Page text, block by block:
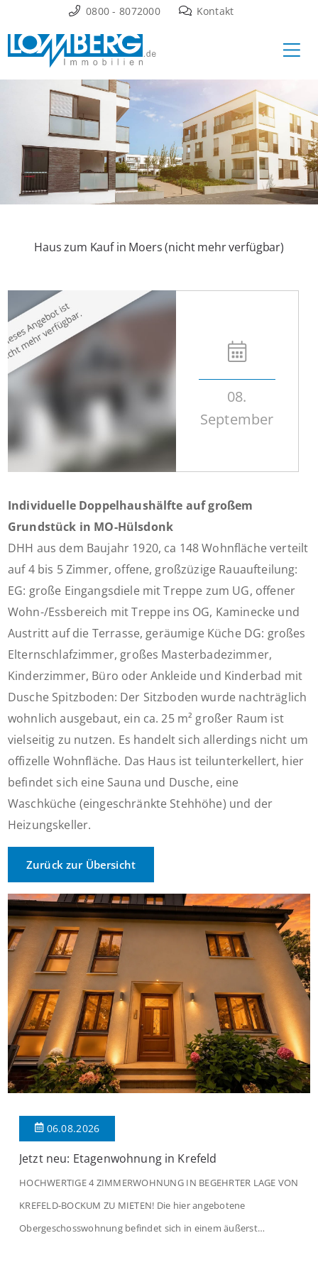
Inhalt
springen
0800 - 8072000 Kontakt
Haus zum Kauf in Moers (nicht mehr verfügbar)
08.
September
Individuelle Doppelhaushälfte auf großem
Grundstück in MO-Hülsdonk
DHH aus dem Baujahr 1920, ca 148 Wohnfläche verteilt
auf 4 bis 5 Zimmer, offene, großzüzige Rauaufteilung:
EG: große Eingangsdiele mit Treppe zum UG, offener
Wohn-/Essbereich mit Treppe ins OG, Kaminecke und
Austritt auf die Terrasse, geräumige Küche DG: großes
Elternschlafzimmer, großes Masterbadezimmer,
Kinderzimmer, Büro oder Ankleide und Kinderbad mit
Dusche Spitzboden: Der Sitzboden wurde nachträglich
wohnlich ausgebaut, ein ca. 25 m² großer Raum ist
vielseitig zu nutzen. Es handelt sich allerdings nicht um
offizelle Wohnfläche. Das Haus ist teilunterkellert, hier
befindet sich eine Sauna und Dusche, eine
Waschküche (eingeschränkte Stehhöhe) und der
Heizungskeller.
Zurück zur Übersicht
06.08.2026
Jetzt neu: Etagenwohnung in Krefeld
HOCHWERTIGE 4 ZIMMERWOHNUNG IN BEGEHRTER LAGE VON
KREFELD-BOCKUM ZU MIETEN! Die hier angebotene
Obergeschosswohnung befindet sich in einem äußerst